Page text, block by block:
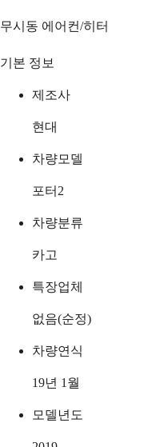
무시동 에어컨/히터
기본 정보
제조사
현대
차량모델
포터2
차량분류
카고
특장업체
없음(순정)
차량연식
19년 1월
모델년도